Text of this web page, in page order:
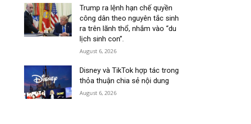
Trump ra lệnh hạn chế quyền
công dân theo nguyên tắc sinh
ra trên lãnh thổ, nhắm vào “du
lịch sinh con”.
August 6, 2026
Disney và TikTok hợp tác trong
thỏa thuận chia sẻ nội dung
August 6, 2026